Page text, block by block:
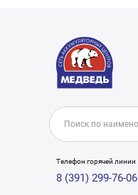
Телефон горячей линии
8 (391) 299-76-06